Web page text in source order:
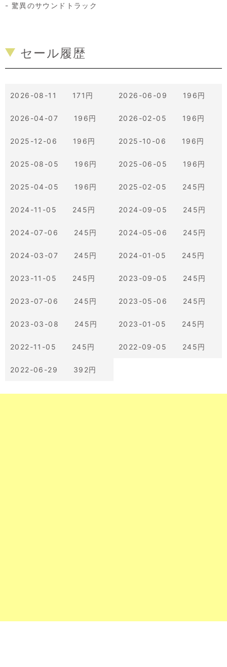
- 驚異のサウンドトラック
セール履歴
2026-08-11 171円 2026-06-09 196円
2026-04-07 196円 2026-02-05 196円
2025-12-06 196円 2025-10-06 196円
2025-08-05 196円 2025-06-05 196円
2025-04-05 196円 2025-02-05 245円
2024-11-05 245円 2024-09-05 245円
2024-07-06 245円 2024-05-06 245円
2024-03-07 245円 2024-01-05 245円
2023-11-05 245円 2023-09-05 245円
2023-07-06 245円 2023-05-06 245円
2023-03-08 245円 2023-01-05 245円
2022-11-05 245円 2022-09-05 245円
2022-06-29 392円